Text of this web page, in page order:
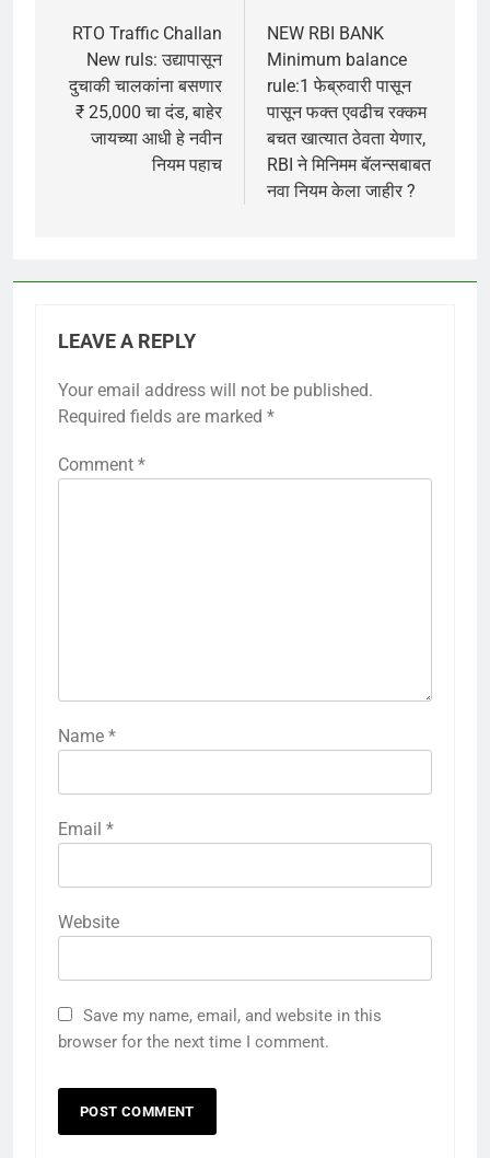
navigation
RTO Traffic Challan
New ruls: उद्यापासून
दुचाकी चालकांना बसणार
₹ 25,000 चा दंड, बाहेर
जायच्या आधी हे नवीन
नियम पहाच
NEW RBI BANK
Minimum balance
rule:1 फेब्रुवारी पासून
पासून फक्त एवढीच रक्कम
बचत खात्यात ठेवता येणार,
RBI ने मिनिमम बॅलन्सबाबत
नवा नियम केला जाहीर ?
LEAVE A REPLY
Your email address will not be published.
Required fields are marked *
Comment *
Name *
Email *
Website
Save my name, email, and website in this
browser for the next time I comment.